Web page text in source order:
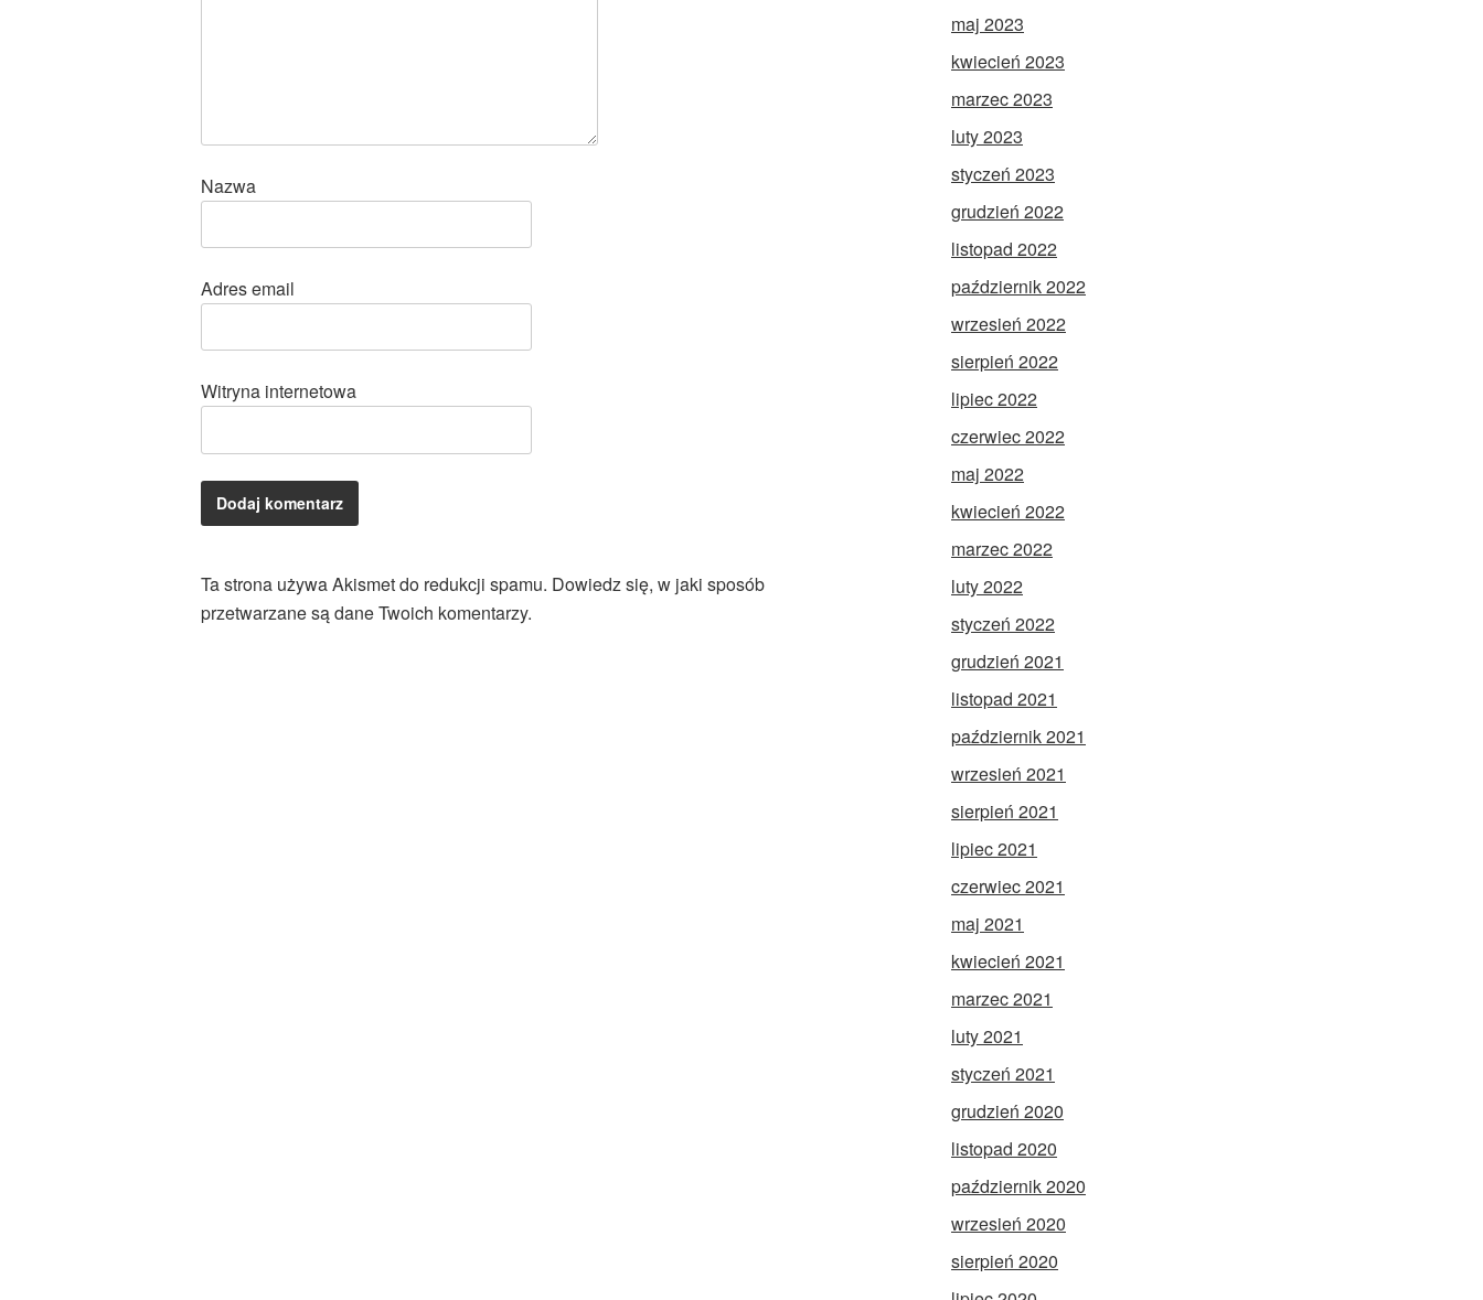
Nazwa
Adres email
Witryna internetowa
Ta strona używa Akismet do redukcji spamu. Dowiedz się, w jaki sposób
przetwarzane są dane Twoich komentarzy.
maj 2023
kwiecień 2023
marzec 2023
luty 2023
styczeń 2023
grudzień 2022
listopad 2022
październik 2022
wrzesień 2022
sierpień 2022
lipiec 2022
czerwiec 2022
maj 2022
kwiecień 2022
marzec 2022
luty 2022
styczeń 2022
grudzień 2021
listopad 2021
październik 2021
wrzesień 2021
sierpień 2021
lipiec 2021
czerwiec 2021
maj 2021
kwiecień 2021
marzec 2021
luty 2021
styczeń 2021
grudzień 2020
listopad 2020
październik 2020
wrzesień 2020
sierpień 2020